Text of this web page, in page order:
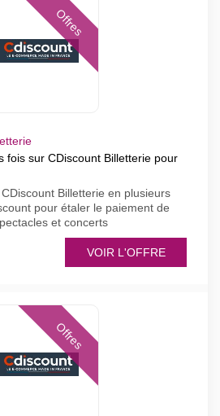
Offres
fois sur CDiscount Billetterie pour
Billetterie en plusieurs
pour étaler le paiement de
et concerts
VOIR L'OFFRE
Offres